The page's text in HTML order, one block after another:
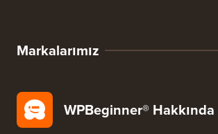
Markalarımız
WPBeginner® Hakkında